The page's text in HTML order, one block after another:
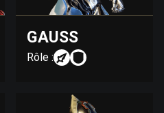
GAUSS
Rôle :